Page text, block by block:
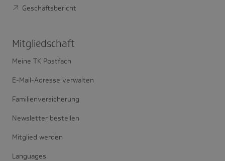
Geschäftsbericht
Mitglied­schaft
Meine TK Postfach
E-Mail-Adresse verwalten
Familienversicherung
Newsletter bestellen
Mitglied werden
Languages